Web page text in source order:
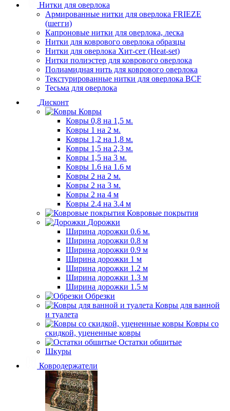
Нитки для оверлока
Армированные нитки для оверлока FRIEZE
(шегги)
Капроновые нитки для оверлока, леска
Нитки для коврового оверлока образцы
Нитки для оверлока Хит-сет (Heat-set)
Нитки полиэстер для коврового оверлока
Полиамидная нить для коврового оверлока
Текстурированные нитки для оверлока BCF
Тесьма для оверлока
Дисконт
Ковры
Ковры 0,8 на 1,5 м.
Ковры 1 на 2 м.
Ковры 1,2 на 1,8 м.
Ковры 1,5 на 2,3 м.
Ковры 1,5 на 3 м.
Ковры 1.6 на 1.6 м
Ковры 2 на 2 м.
Ковры 2 на 3 м.
Ковры 2 на 4 м
Ковры 2.4 на 3.4 м
Ковровые покрытия
Дорожки
Ширина дорожки 0.6 м.
Ширина дорожки 0.8 м
Ширина дорожки 0.9 м
Ширина дорожки 1 м
Ширина дорожки 1.2 м
Ширина дорожки 1.3 м
Ширина дорожки 1.5 м
Обрезки
Ковры для ванной
и туалета
Ковры со
скидкой, уцененные ковры
Остатки обшитые
Шкуры
Ковродержатели